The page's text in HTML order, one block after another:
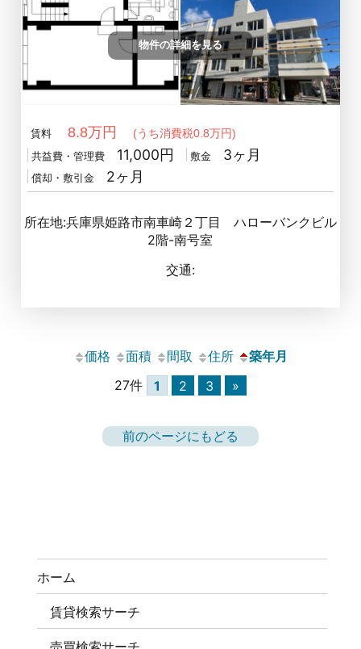
物件の詳細を見る
賃料 8.8万円 (うち消費税0.8万円)
共益費・管理費 11,000円 敷金 3ヶ月
償却・敷引金 2ヶ月
所在地:兵庫県姫路市南車崎２丁目 ハローバンクビル
2階-南号室
交通:
価格 面積 間取 住所
築年月
27件
1 2 3 »
前のページにもどる
ホーム
賃貸検索サーチ